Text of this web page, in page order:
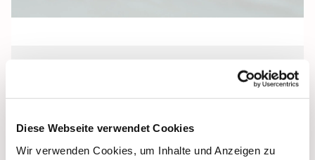
Diese Webseite verwendet Cookies
Wir verwenden Cookies, um Inhalte und Anzeigen zu
Freitag, 11. Juni 2027, 18:00 Uhr
Pfarrkeller, Stralsund, Frankenwall 7,
18439 Stralsund